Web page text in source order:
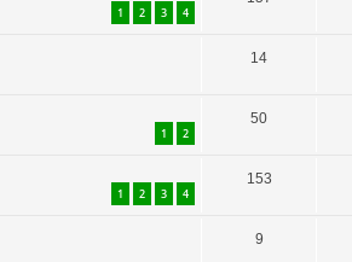
1 2 3 4
14
1 2
50
1 2 3 4
153
9